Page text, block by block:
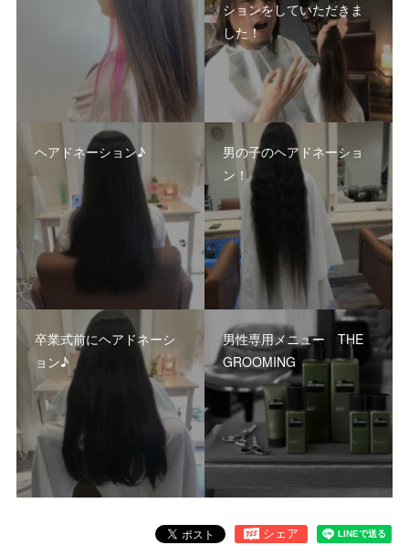
ションをしていただきま
した！
ヘアドネーション♪
男の子のヘアドネーショ
ン！
卒業式前にヘアドネーシ
ョン♪
男性専用メニュー THE
GROOMING